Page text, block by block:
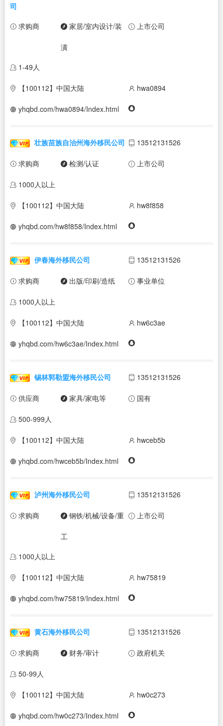
司
求购商 家居/室内设计/装
潢
上市公司
1-49人
【100112】中国大陆 hwa0894
yhqbd.com/hwa0894/Index.html
壮族苗族自治州海外移民公司 13512131526
求购商 检测/认证 上市公司
1000人以上
【100112】中国大陆 hw8f858
yhqbd.com/hw8f858/Index.html
伊春海外移民公司 13512131526
求购商 出版/印刷/造纸 事业单位
1000人以上
【100112】中国大陆 hw6c3ae
yhqbd.com/hw6c3ae/Index.html
锡林郭勒盟海外移民公司 13512131526
供应商 家具/家电等 国有
500-999人
【100112】中国大陆 hwceb5b
yhqbd.com/hwceb5b/Index.html
泸州海外移民公司 13512131526
求购商 钢铁/机械/设备/重
工
上市公司
1000人以上
【100112】中国大陆 hw75819
yhqbd.com/hw75819/Index.html
黄石海外移民公司 13512131526
求购商 财务/审计 政府机关
50-99人
【100112】中国大陆 hw0c273
yhqbd.com/hw0c273/Index.html